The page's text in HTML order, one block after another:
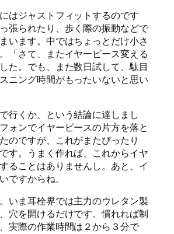
はジャストフィットするのです
張られたり、歩く際の振動などで
います。中ではちょっとだけ小さ
「さて、またイヤーピース変える
た。でも、また数日試して、駄目
ニング時間がもったいないと思い
行くか、という結論に達しまし
ォンでイヤーピースの片方を落と
のですが、これがまたぴったり
す。うまく作れば、これからイヤ
ることはありませんし。あと、イ
ですからね。
いま耳栓界では主力のウレタン製
穴を開けるだけです。慣れれば制
実際の作業時間は２から３分で